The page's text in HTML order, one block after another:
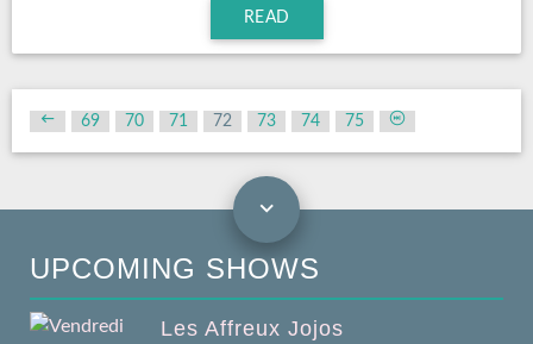
READ
69 70 71 72 73 74 75
UPCOMING SHOWS
Les Affreux Jojos